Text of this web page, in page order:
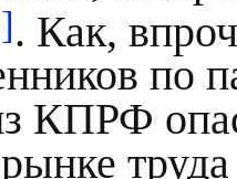
. Как,
по
КПРФ